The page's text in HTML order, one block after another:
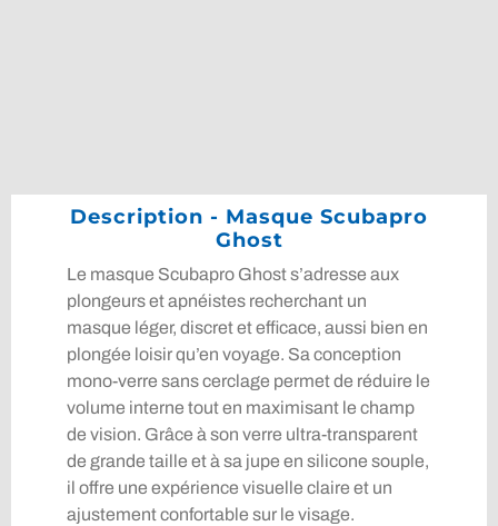
Description - Masque Scubapro
Ghost
Le masque Scubapro Ghost s’adresse aux
plongeurs et apnéistes recherchant un
masque léger, discret et efficace, aussi bien en
plongée loisir qu’en voyage. Sa conception
mono-verre sans cerclage permet de réduire le
volume interne tout en maximisant le champ
de vision. Grâce à son verre ultra-transparent
de grande taille et à sa jupe en silicone souple,
il offre une expérience visuelle claire et un
ajustement confortable sur le visage.